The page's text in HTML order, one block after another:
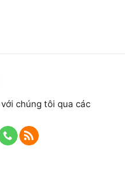
chúng tôi qua các